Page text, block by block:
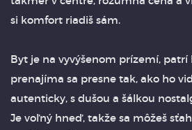
si komfort riadiš sám.
Byt je na vyvýšenom prízemí,
prenajíma sa presne tak, ako ho
autenticky, s dušou a šálkou
Je voľný hneď, takže sa môžeš